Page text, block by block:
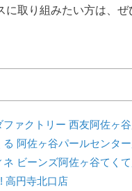
に取り組みたい方は、
ファクトリー 西友阿佐ヶ
る 阿佐ヶ谷パールセンタ
ネ ビーンズ阿佐ヶ谷てく
高円寺北口店